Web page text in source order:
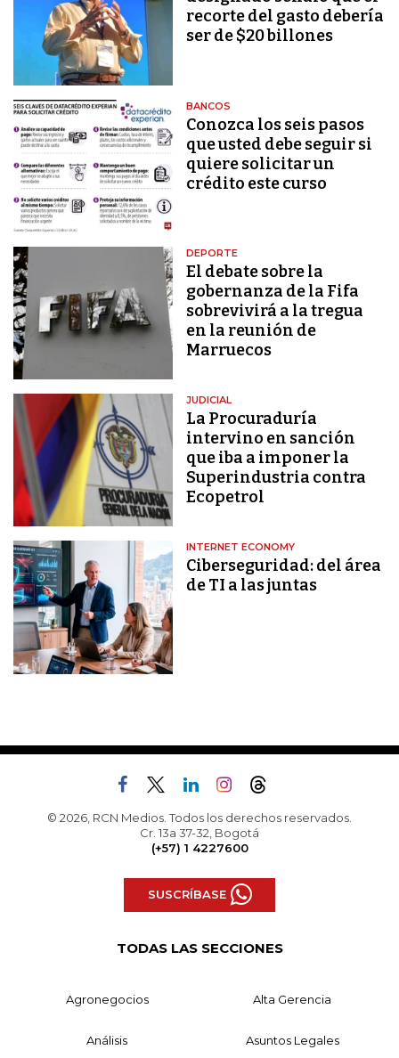
recorte del gasto debería
ser de $20 billones
BANCOS
Conozca los seis pasos
que usted debe seguir si
quiere solicitar un
crédito este curso
DEPORTE
El debate sobre la
gobernanza de la Fifa
sobrevivirá a la tregua
en la reunión de
Marruecos
JUDICIAL
La Procuraduría
intervino en sanción
que iba a imponer la
Superindustria contra
Ecopetrol
INTERNET ECONOMY
Ciberseguridad: del área
de TI a las juntas
© 2026, RCN Medios. Todos los derechos reservados.
Cr. 13a 37-32, Bogotá
(+57) 1 4227600
SUSCRÍBASE
TODAS LAS SECCIONES
Agronegocios Alta Gerencia
Análisis Asuntos Legales